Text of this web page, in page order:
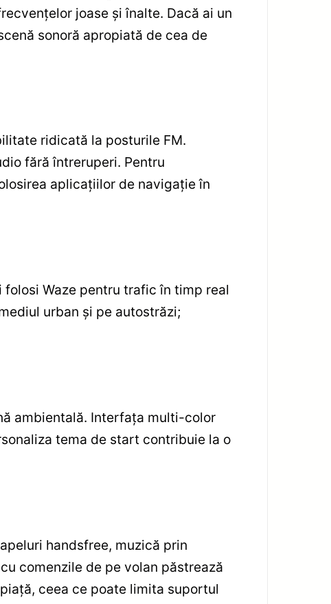
joase și înalte. Dacă ai un
sonoră apropiată de cea de
ridicată la posturile FM.
fără întreruperi. Pentru
aplicațiilor de navigație în
Waze pentru trafic în timp real
urban și pe autostrăzi;
ambientală. Interfața multi-color
tema de start contribuie la o
handsfree, muzică prin
comenzile de pe volan păstrează
ceea ce poate limita suportul